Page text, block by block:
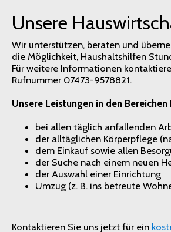
Unsere
Wir unterstützen, beraten und
die Möglichkeit, Haushaltshilfen
Für weitere Informationen
Rufnummer 07473-9578821.
Unsere Leistungen in den
bei allen täglich anfallenden
der alltäglichen Körperpflege
dem Einkauf sowie allen
der Suche nach einem neuen
der Auswahl einer Einrichtung
Umzug (z. B. ins betreute
Kontaktieren Sie uns jetzt für ein